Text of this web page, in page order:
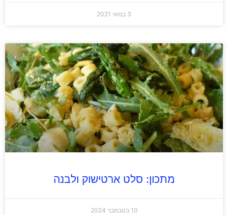
3 במאי 2021
מתכון: סלט ארטישוק ולבנה
10 בנובמבר 2024